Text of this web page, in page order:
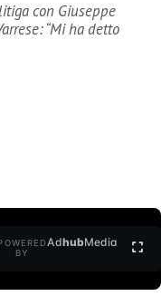
con Giuseppe
“Mi ha detto
POWERED
BY
AdhubMedia